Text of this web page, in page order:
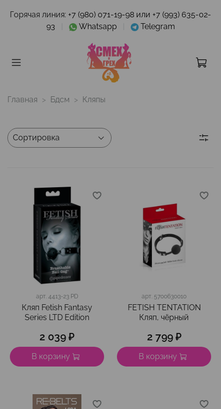
Горячая линия: +7 (980) 071-19-98 или +7 (993) 635-02-
93
Whatsapp Telegram
Главная Бдсм Кляпы
арт. 4413-23 PD
Кляп Fetish Fantasy
Series LTD Edition
2 039 ₽
В корзину
арт. 5700630010
FETISH TENTATION
Кляп, чёрный
2 799 ₽
В корзину